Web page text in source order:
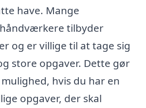
have. Mange
tilbyder
og er villige til at tage sig
store opgaver. Dette gør
hvis du har en
opgaver, der skal